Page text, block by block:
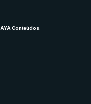
AYA Conteúdos